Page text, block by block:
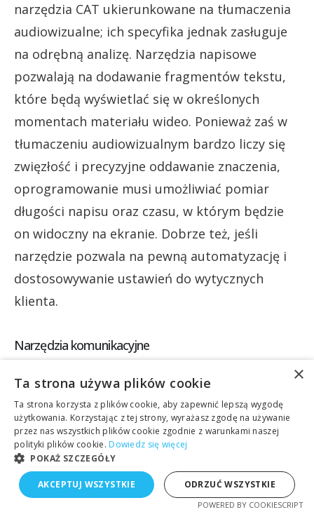
narzędzia CAT ukierunkowane na tłumaczenia
audiowizualne; ich specyfika jednak zasługuje
na odrębną analizę. Narzędzia napisowe
pozwalają na dodawanie fragmentów tekstu,
które będą wyświetlać się w określonych
momentach materiału wideo. Ponieważ zaś w
tłumaczeniu audiowizualnym bardzo liczy się
zwięzłość i precyzyjne oddawanie znaczenia,
oprogramowanie musi umożliwiać pomiar
długości napisu oraz czasu, w którym będzie
on widoczny na ekranie. Dobrze też, jeśli
narzędzie pozwala na pewną automatyzację i
dostosowywanie ustawień do wytycznych
klienta.
Narzędzia komunikacyjne
Dobieramy kanały komunikacji tak, aby
spełniały potrzeby danego klienta. Choć w
ramach rozmów wewnątrzfirmowych
korzystamy z Discorda, nie mamy
najmniejszych oporów przed przerzuceniem
się na Slacka czy Microsoft Teams.
×
Ta strona używa plików cookie
Ta strona korzysta z plików cookie, aby zapewnić lepszą wygodę
użytkowania. Korzystając z tej strony, wyrażasz zgodę na używanie
przez nas wszystkich plików cookie zgodnie z warunkami naszej
polityki plików cookie. Dowiedz się więcej
POKAŻ SZCZEGÓŁY
AKCEPTUJ WSZYSTKIE ODRZUĆ WSZYSTKIE
POWERED BY COOKIESCRIPT